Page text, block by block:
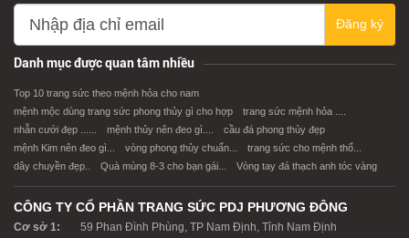
Đăng ký
Danh mục được quan tâm nhiều
Top 10 trang sức theo mệnh hỏa cho nam
mệnh mộc dùng trang sức phong thủy gì cho hợp
trang sức mệnh hỏa ....
nhẫn cưới đẹp ......
mệnh thủy nên đeo gì....
cầu đá phong thủy đẹp
mệnh Kim nên đeo gì...
vòng phong thủy chuẩn...
trang sức cho mệnh thổ...
dây chuyền đẹp..
Quà mùng 8-3 cho bạn gái... Vòng tay đá thạch anh tóc vàng
CÔNG TY CỔ PHẦN TRANG SỨC PDJ PHƯƠNG ĐÔNG
Cơ sở 1: 59 Phan Đình Phùng, TP Nam Định, Tỉnh Nam Định